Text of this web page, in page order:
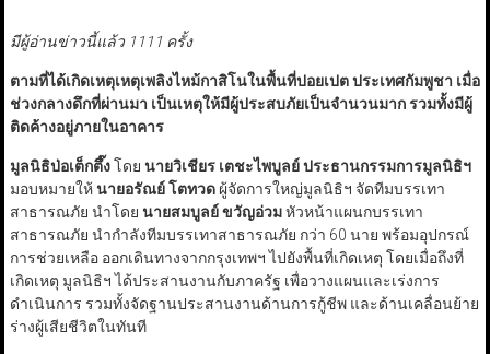
มีผู้อ่านข่าวนี้แล้ว 1111 ครั้ง
ตามที่ได้เกิดเหตุเหตุเพลิงไหม้กาสิโนในพื้นที่ปอยเปต ประเทศกัมพูชา เมื่อ
ช่วงกลางดึกที่ผ่านมา เป็นเหตุให้มีผู้ประสบภัยเป็นจำนวนมาก รวมทั้งมีผู้
ติดค้างอยู่ภายในอาคาร
มูลนิธิป่อเต็กตึ๊งโดย นายวิเชียร เตชะไพบูลย์ ประธานกรรมการมูลนิธิฯ
มอบหมายให้นายอรัณย์ โตทวด ผู้จัดการใหญ่มูลนิธิฯ จัดทีมบรรเทา
สาธารณภัย นำโดย นายสมบูลย์ ขวัญอ่วมหัวหน้าแผนกบรรเทา
สาธารณภัย นำกำลังทีมบรรเทาสาธารณภัย กว่า 60 นาย พร้อมอุปกรณ์
การช่วยเหลือ ออกเดินทางจากกรุงเทพฯ ไปยังพื้นที่เกิดเหตุ โดยเมื่อถึงที่
เกิดเหตุ มูลนิธิฯ ได้ประสานงานกับภาครัฐ เพื่อวางแผนและเร่งการ
ดำเนินการ รวมทั้งจัดฐานประสานงานด้านการกู้ชีพ และด้านเคลื่อนย้าย
ร่างผู้เสียชีวิตในทันที